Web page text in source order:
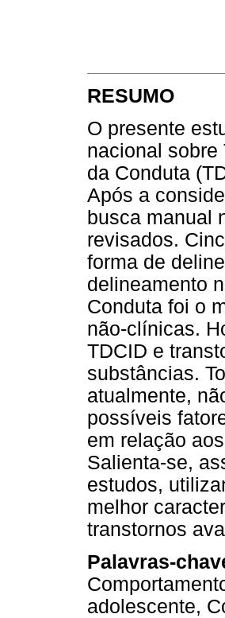
RESUMO
O presente
nacional sobre
da Conduta
Após a
busca manual
revisados.
forma de
delineamento
Conduta foi o
não-clínicas.
TDCID e
substâncias.
atualmente,
possíveis
em relação
Salienta-se,
estudos,
melhor
transtornos
Palavras-
adolescente,